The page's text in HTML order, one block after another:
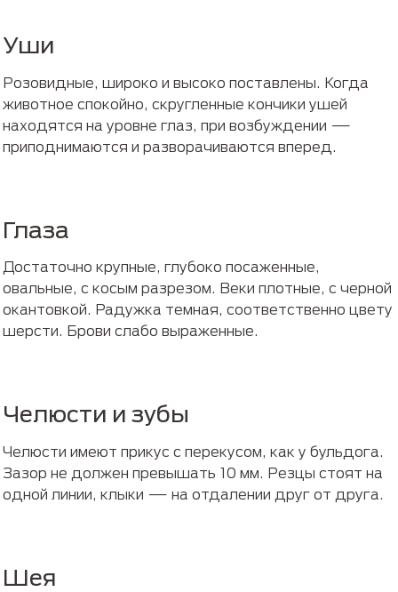
Уши
Розовидные, широко и высоко поставлены. Когда
животное спокойно, скругленные кончики ушей
находятся на уровне глаз, при возбуждении —
приподнимаются и разворачиваются вперед.
Глаза
Достаточно крупные, глубоко посаженные,
овальные, с косым разрезом. Веки плотные, с черной
окантовкой. Радужка темная, соответственно цвету
шерсти. Брови слабо выраженные.
Челюсти и зубы
Челюсти имеют прикус с перекусом, как у бульдога.
Зазор не должен превышать 10 мм. Резцы стоят на
одной линии, клыки — на отдалении друг от друга.
Шея